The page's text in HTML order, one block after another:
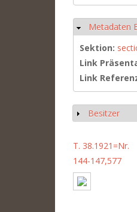
Hide
Metadaten
Sektion:
Link
Link
Show
Besitzer
T. 38.1921=Nr.
144-147,577